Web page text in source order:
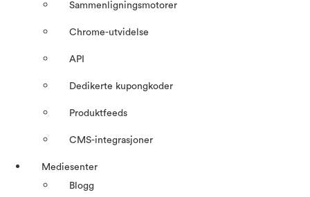
Sammenligningsmotorer
Chrome-utvidelse
API
Dedikerte kupongkoder
Produktfeeds
CMS-integrasjoner
Mediesenter
Blogg